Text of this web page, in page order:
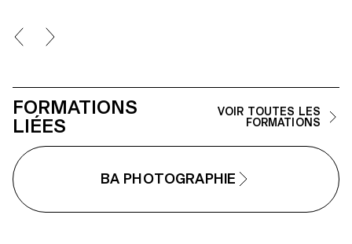
semblant. Iels construisent un
projet qui joue avec les limites de
FORMATIONS
LIÉES
VOIR TOUTES LES
FORMATIONS
BA PHOTOGRAPHIE